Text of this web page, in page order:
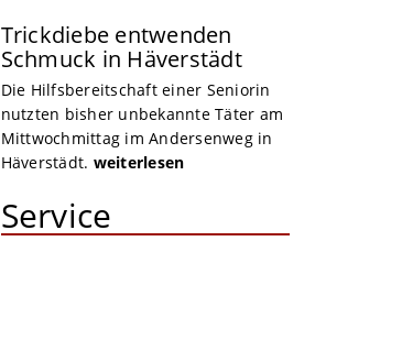
Trickdiebe entwenden
Schmuck in Häverstädt
Die Hilfsbereitschaft einer Seniorin
nutzten bisher unbekannte Täter am
Mittwochmittag im Andersenweg in
Häverstädt. weiterlesen
Service